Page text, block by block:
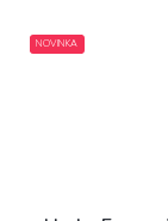
NOVINKA